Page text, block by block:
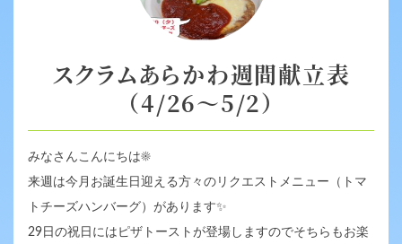
スクラムあらかわ週間献立表
（4/26～5/2）
みなさんこんにちは☀️
来週は今月お誕生日迎える方々のリクエストメニュー（トマ
トチーズハンバーグ）があります✨
29日の祝日にはピザトーストが登場しますのでそちらもお楽